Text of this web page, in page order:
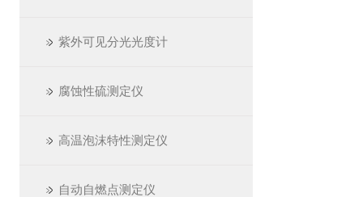
紫外可见分光光度计
腐蚀性硫测定仪
高温泡沫特性测定仪
自动自燃点测定仪